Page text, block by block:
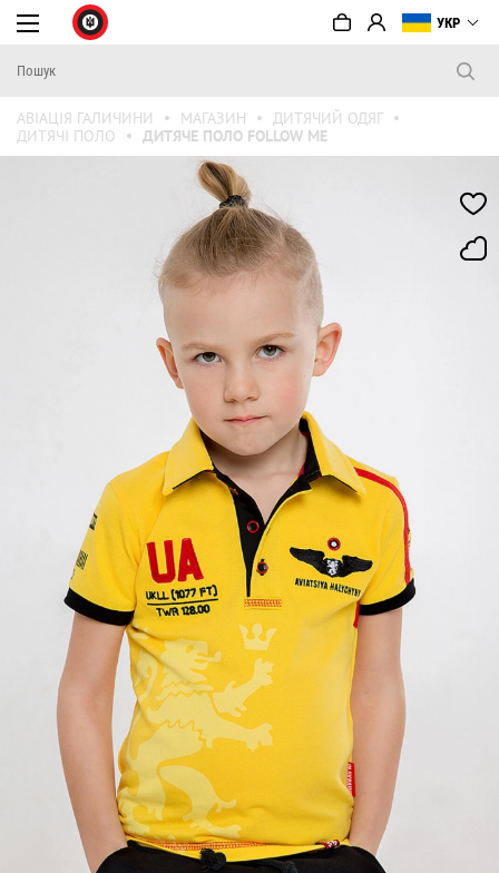
УКР
АВІАЦІЯ ГАЛИЧИНИ МАГАЗИН
ДИТЯЧИЙ ОДЯГ
ДИТЯЧІ ПОЛО
ДИТЯЧЕ ПОЛО FOLLOW ME